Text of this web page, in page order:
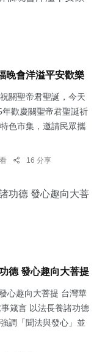
晚會洋溢平安歡樂
關聖帝君聖誕，今天
年歡慶關聖帝君聖誕祈
色市集，邀請民眾攜
16 分享
德 發心趣向大菩提
心趣向大菩提 台灣華
箴言 以法長養諸功德
調「聞法與發心」並